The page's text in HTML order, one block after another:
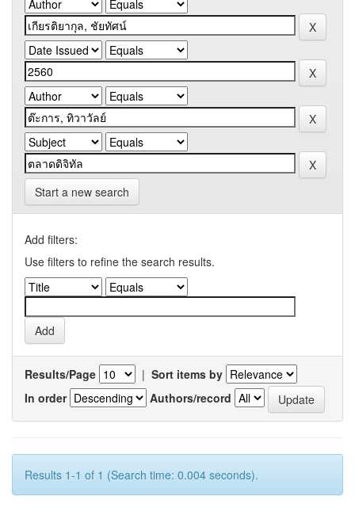
Start a new search
Add filters:
Use filters to refine the search results.
Results/Page | Sort items by
In order
Authors/record
Results 1-1 of 1 (Search time: 0.004 seconds).